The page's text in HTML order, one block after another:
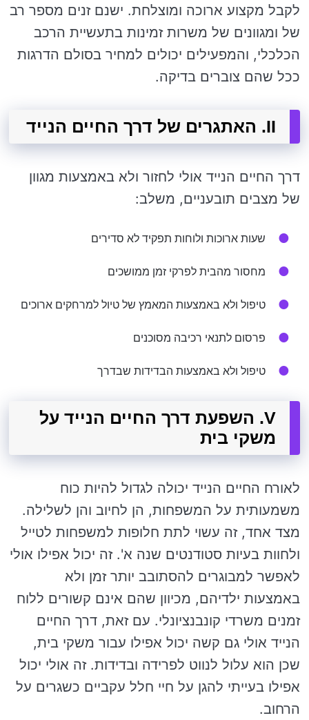
לקבל מקצוע ארוכה ומוצלחת. ישנם זנים מספר רב
של ומגוונים של משרות זמינות בתעשיית הרכב
הכלכלי, והמפעילים יכולים למחיר בסולם הדרגות
ככל שהם צוברים בדיקה.
II. האתגרים של דרך החיים הנייד
דרך החיים הנייד אולי לחזור ולא באמצעות מגוון
של מצבים תובעניים, משלב:
שעות ארוכות ולוחות תפקיד לא סדירים
מחסור מהבית לפרקי זמן ממושכים
טיפול ולא באמצעות המאמץ של טיול למרחקים ארוכים
פרסום לתנאי רכיבה מסוכנים
טיפול ולא באמצעות הבדידות שבדרך
V. השפעת דרך החיים הנייד על
משקי בית
לאורח החיים הנייד יכולה לגדול להיות כוח
משמעותית על המשפחות, הן לחיוב והן לשלילה.
מצד אחד, זה עשוי לתת חלופות למשפחות לטייל
ולחוות בעיות סטודנטים שנה א'. זה יכול אפילו אולי
לאפשר למבוגרים להסתובב יותר זמן ולא
באמצעות ילדיהם, מכיוון שהם אינם קשורים ללוח
זמנים משרדי קונבנציונלי. עם זאת, דרך החיים
הנייד אולי גם קשה יכול אפילו עבור משקי בית,
שכן הוא עלול לנווט לפרידה ובדידות. זה אולי יכול
אפילו בעייתי להגן על חיי חלל עקביים כשגרים על
הרחוב.